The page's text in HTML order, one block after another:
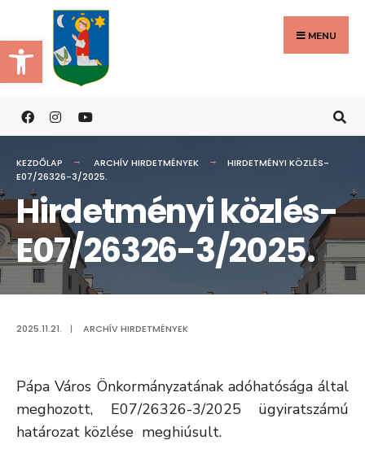
Eszköztár megnyitása
to
content
MENU
KEZDŐLAP ARCHÍV HIRDETMÉNYEK
HIRDETMÉNYI KÖZLÉS-
E07/26326-3/2025.
Hirdetményi közlés-
E07/26326-3/2025.
2025.11.21. | ARCHÍV HIRDETMÉNYEK
Pápa Város Önkormányzatának adóhatósága által
meghozott, E07/26326-3/2025 ügyiratszámú
határozat közlése meghiúsult.
Search